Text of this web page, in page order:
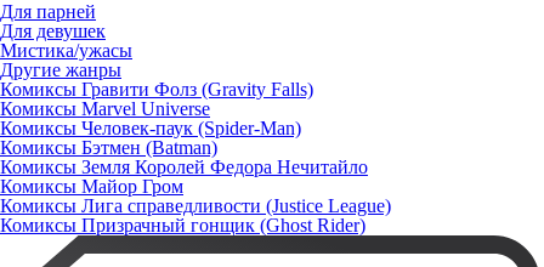
Для парней
Для девушек
Мистика/ужасы
Другие жанры
Комиксы Гравити Фолз (Gravity Falls)
Комиксы Marvel Universe
Комиксы Человек-паук (Spider-Man)
Комиксы Бэтмен (Batman)
Комиксы Земля Королей Федора Нечитайло
Комиксы Майор Гром
Комиксы Лига справедливости (Justice League)
Комиксы Призрачный гонщик (Ghost Rider)